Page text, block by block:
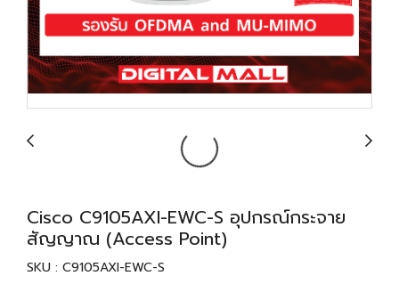
Cisco C9105AXI-EWC-S อุปกรณ์กระจาย
สัญญาณ (Access Point)
SKU : C9105AXI-EWC-S